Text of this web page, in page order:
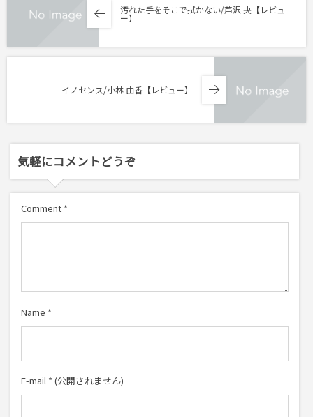
汚れた手をそこで拭かない/芦沢 央【レビュ
ー】
イノセンス/小林 由香【レビュー】
気軽にコメントどうぞ
Comment *
Name *
E-mail * (公開されません)